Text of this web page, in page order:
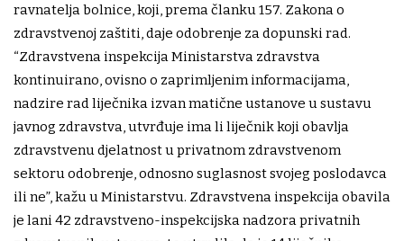
ravnatelja bolnice, koji, prema članku 157. Zakona o
zdravstvenoj zaštiti, daje odobrenje za dopunski rad.
“Zdravstvena inspekcija Ministarstva zdravstva
kontinuirano, ovisno o zaprimljenim informacijama,
nadzire rad liječnika izvan matične ustanove u sustavu
javnog zdravstva, utvrđuje ima li liječnik koji obavlja
zdravstvenu djelatnost u privatnom zdravstvenom
sektoru odobrenje, odnosno suglasnost svojeg poslodavca
ili ne”, kažu u Ministarstvu. Zdravstvena inspekcija obavila
je lani 42 zdravstveno-inspekcijska nadzora privatnih